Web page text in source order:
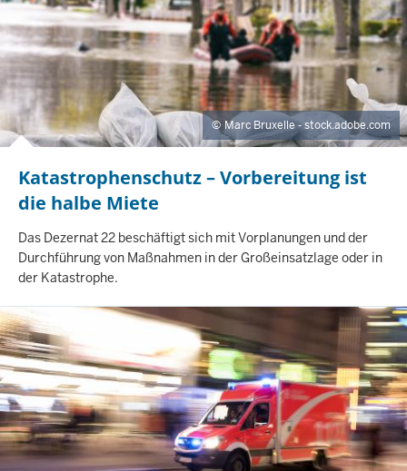
I
T
E
Marc Bruxelle - stock.adobe.com
Katastrophenschutz – Vorbereitung ist
die halbe Miete
I
N
H
A
L
T
S
S
E
I
T
E
Das Dezernat 22 beschäftigt sich mit Vorplanungen und der
Durchführung von Maßnahmen in der Großeinsatzlage oder in
der Katastrophe.